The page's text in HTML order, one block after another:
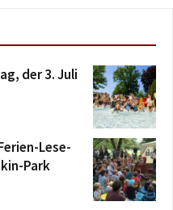
der 3. Juli
Lese-
Park